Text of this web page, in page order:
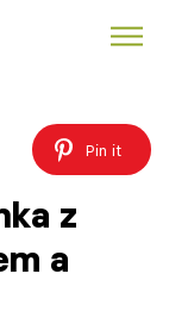
Pin it
z
a